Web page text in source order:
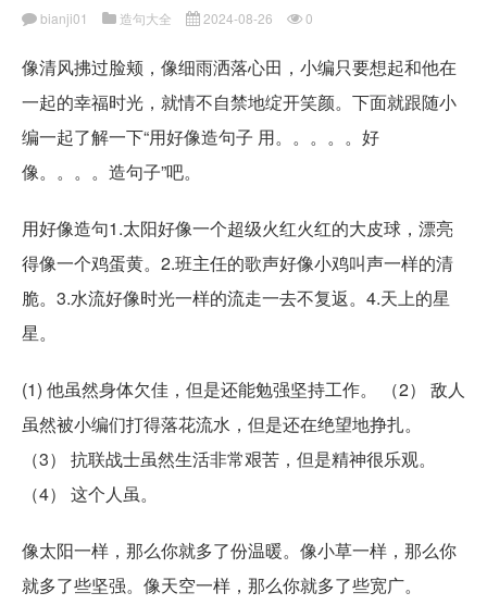
bianji01 造句大全 2024-08-26 0
像清风拂过脸颊，像细雨洒落心田，小编只要想起和他在
一起的幸福时光，就情不自禁地绽开笑颜。下面就跟随小
编一起了解一下“用好像造句子 用。。。。。好
像。。。。造句子”吧。
用好像造句1.太阳好像一个超级火红火红的大皮球，漂亮
得像一个鸡蛋黄。2.班主任的歌声好像小鸡叫声一样的清
脆。3.水流好像时光一样的流走一去不复返。4.天上的星
星。
(1) 他虽然身体欠佳，但是还能勉强坚持工作。 （2） 敌人
虽然被小编们打得落花流水，但是还在绝望地挣扎。
（3） 抗联战士虽然生活非常艰苦，但是精神很乐观。
（4） 这个人虽。
像太阳一样，那么你就多了份温暖。像小草一样，那么你
就多了些坚强。像天空一样，那么你就多了些宽广。